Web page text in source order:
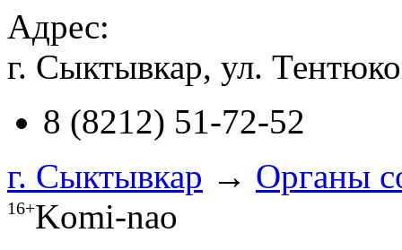
Адрес:
г. Сыктывкар, ул.
8 (8212) 51-72-52
г. Сыктывкар → Органы
16+Komi-nao